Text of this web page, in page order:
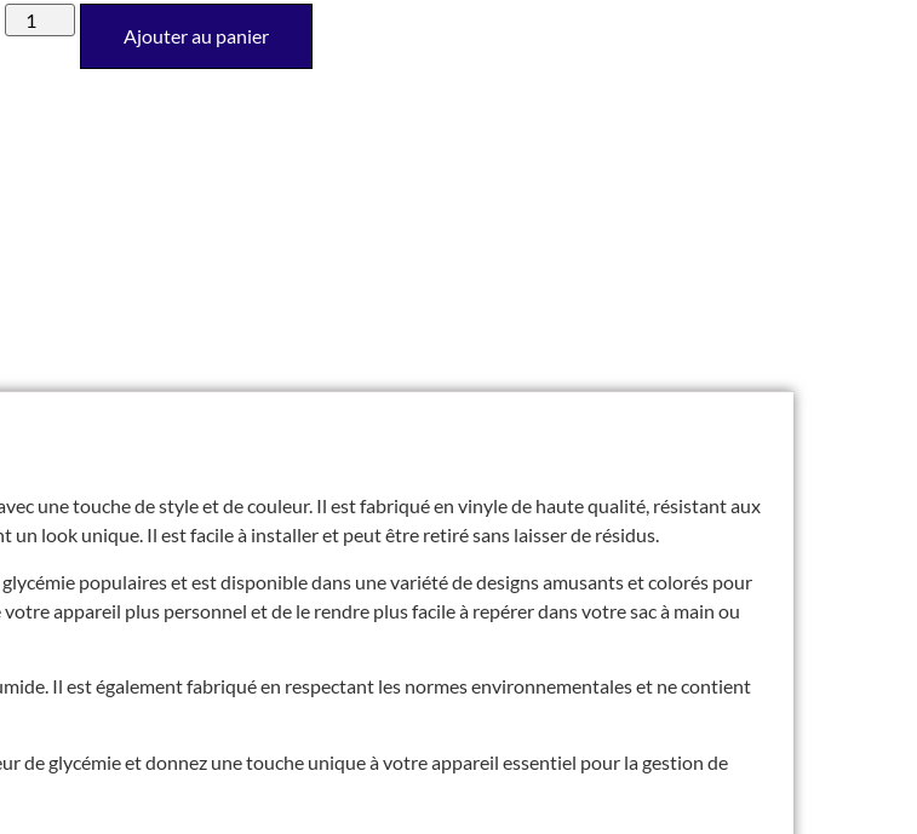
Ajouter au panier
une touche de style et de couleur. Il est fabriqué en vinyle de haute qualité, résistant aux
look unique. Il est facile à installer et peut être retiré sans laisser de résidus.
populaires et est disponible dans une variété de designs amusants et colorés pour
appareil plus personnel et de le rendre plus facile à repérer dans votre sac à main ou
Il est également fabriqué en respectant les normes environnementales et ne contient
de glycémie et donnez une touche unique à votre appareil essentiel pour la gestion de